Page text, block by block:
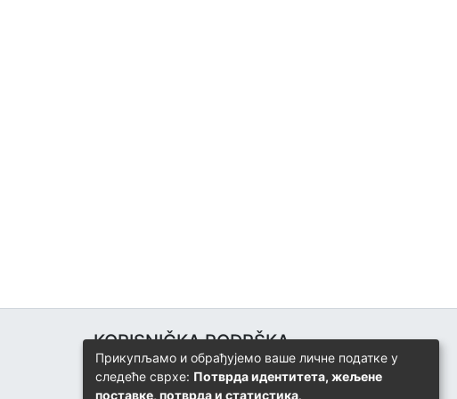
KORISNIČKA PODRŠKA
Univerzitetski računarski centar
+387 57 320 140
Прикупљамо и обрађујемо ваше личне податке у
следеће сврхе: Потврда идентитета, жељене
поставке, потврда и статистика.